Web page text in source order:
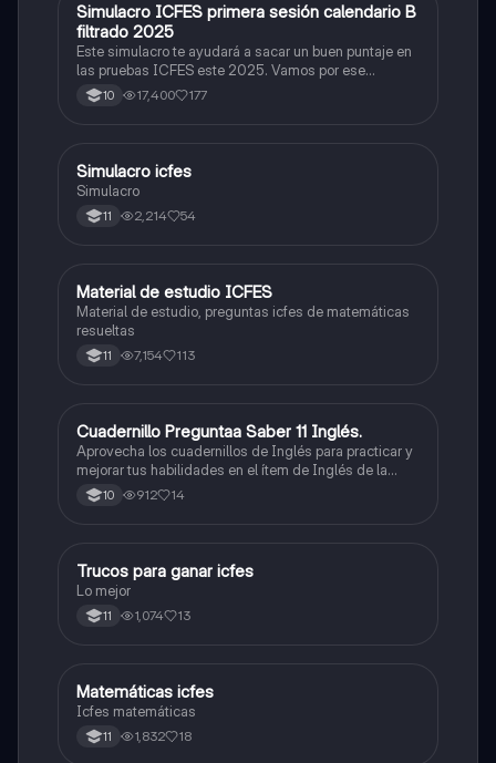
ICFES: Matemáticas
Simulacro ICFES primera sesión calendario B
filtrado 2025
Este simulacro te ayudará a sacar un buen puntaje en
las pruebas ICFES este 2025. Vamos por ese
500/500. Y poder ser admitido en la universidad que
quieras, estudiar la carrera que quieres y no la que te
10 17,400 177
ICFES: Lectura Crítica
Simulacro icfes
Simulacro
11 2,214 54
ICFES: Matemáticas
Material de estudio ICFES
Material de estudio, preguntas icfes de matemáticas
resueltas
11 7,154 113
ICFES: Inglés
Cuadernillo Preguntaa Saber 11 Inglés.
Aprovecha los cuadernillos de Inglés para practicar y
mejorar tus habilidades en el ítem de Inglés de la
Prueba Saber 11. 🫡
10 912 14
Química
Trucos para ganar icfes
Lo mejor
11 1,074 13
ICFES: Matemáticas
Matemáticas icfes
Icfes matemáticas
11 1,832 18